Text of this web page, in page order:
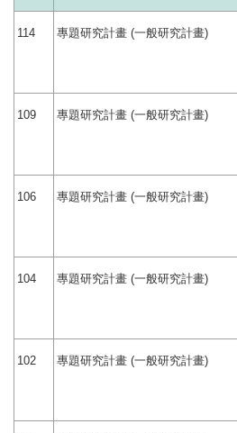
International Advanced Program
Room Booking
International Exchange Activities
114 專題研究計畫 (一般研究計畫)
109 專題研究計畫 (一般研究計畫)
106 專題研究計畫 (一般研究計畫)
104 專題研究計畫 (一般研究計畫)
102 專題研究計畫 (一般研究計畫)